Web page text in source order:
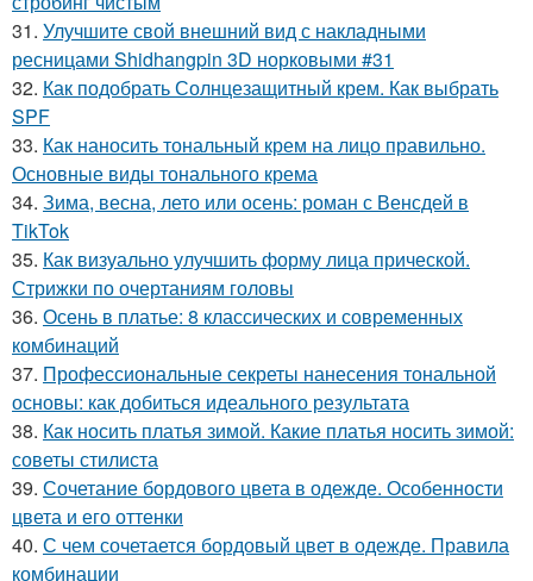
31. Улучшите свой внешний вид с накладными
ресницами Shidhangpin 3D норковыми #31
32. Как подобрать Солнцезащитный крем. Как выбрать
SPF
33. Как наносить тональный крем на лицо правильно.
Основные виды тонального крема
34. Зима, весна, лето или осень: роман с Венсдей в
TikTok
35. Как визуально улучшить форму лица прической.
Стрижки по очертаниям головы
36. Осень в платье: 8 классических и современных
комбинаций
37. Профессиональные секреты нанесения тональной
основы: как добиться идеального результата
38. Как носить платья зимой. Какие платья носить зимой:
советы стилиста
39. Сочетание бордового цвета в одежде. Особенности
цвета и его оттенки
40. С чем сочетается бордовый цвет в одежде. Правила
комбинации